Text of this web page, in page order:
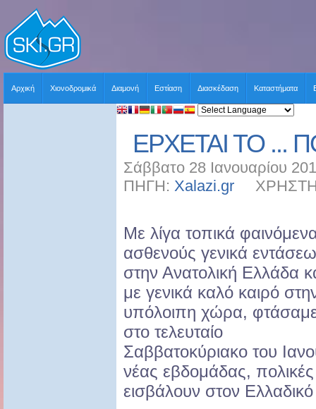
Αρχική Χιονοδρομικά Διαμονή Εστίαση Διασκέδαση Καταστήματα
ΕΡΧΕΤΑΙ ΤΟ ...
Σάββατο 28 Ιανουαρίου
ΠΗΓΗ: Xalazi.gr
Με λίγα τοπικά
ασθενούς γενικά
στην Ανατολική Ελλάδα
με γενικά καλό καιρό
υπόλοιπη χώρα,
στο τελευταίο
Σαββατοκύριακο του
νέας εβδομάδας,
εισβάλουν στον